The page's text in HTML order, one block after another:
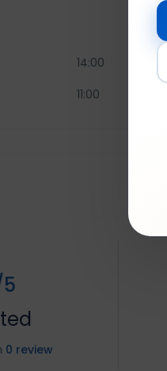
14:00
11:00
0 review